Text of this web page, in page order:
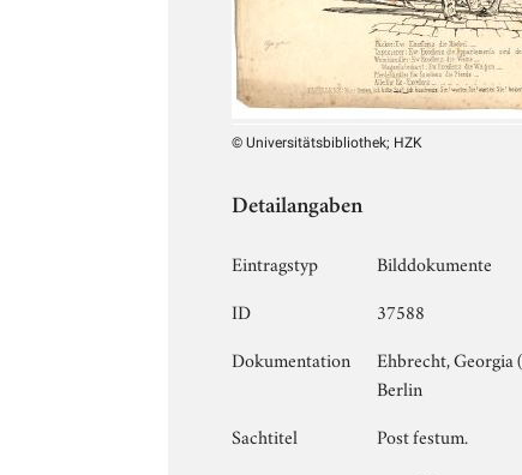
© Universitätsbibliothek; HZK
Detailangaben
Eintragstyp
Bilddokumente
ID
37588
Dokumentation
Ehbrecht,
Berlin
Sachtitel
Post festum.